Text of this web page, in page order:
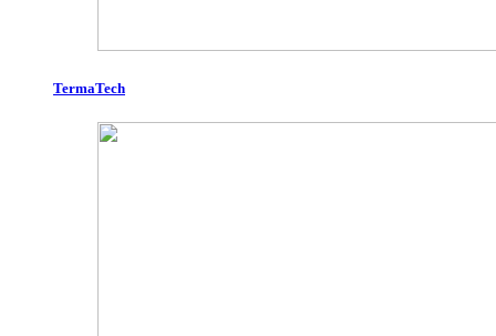
TermaTech